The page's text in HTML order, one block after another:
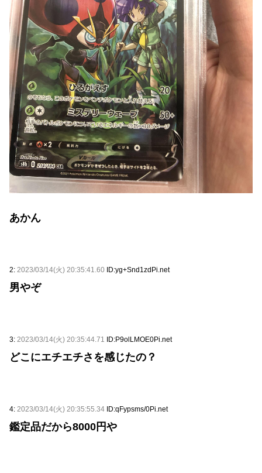
あかん
2: 2023/03/14(火) 20:35:41.60 ID:yg+Snd1zdPi.net
男やぞ
3: 2023/03/14(火) 20:35:44.71 ID:P9olLMOE0Pi.net
どこにエチエチさを感じたの？
4: 2023/03/14(火) 20:35:55.34 ID:qFypsms/0Pi.net
鑑定品だから8000円や